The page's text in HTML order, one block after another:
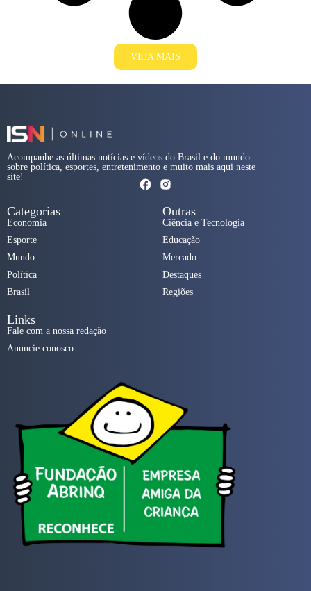
VEJA MAIS
Acompanhe as últimas notícias e vídeos do Brasil e do mundo
sobre política, esportes, entretenimento e muito mais aqui neste
site!
Categorias
Economia
Esporte
Mundo
Política
Brasil
Outras
Ciência e Tecnologia
Educação
Mercado
Destaques
Regiões
Links
Fale com a nossa redação
Anuncie conosco